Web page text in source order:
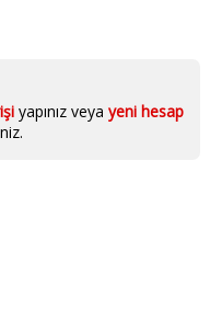
yapınız veya yeni hesap